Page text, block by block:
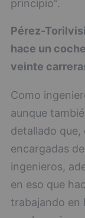
principio".
Pérez-Toril
hace un
veinte
Como
aunque
detallado que,
encargadas
ingenieros,
en eso que
trabajando en